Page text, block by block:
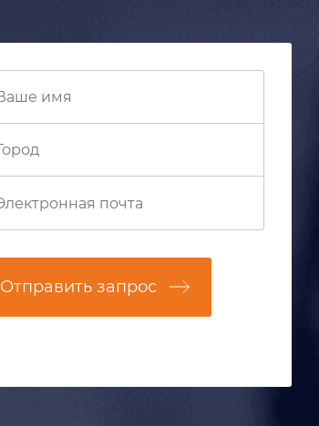
Отправить запрос